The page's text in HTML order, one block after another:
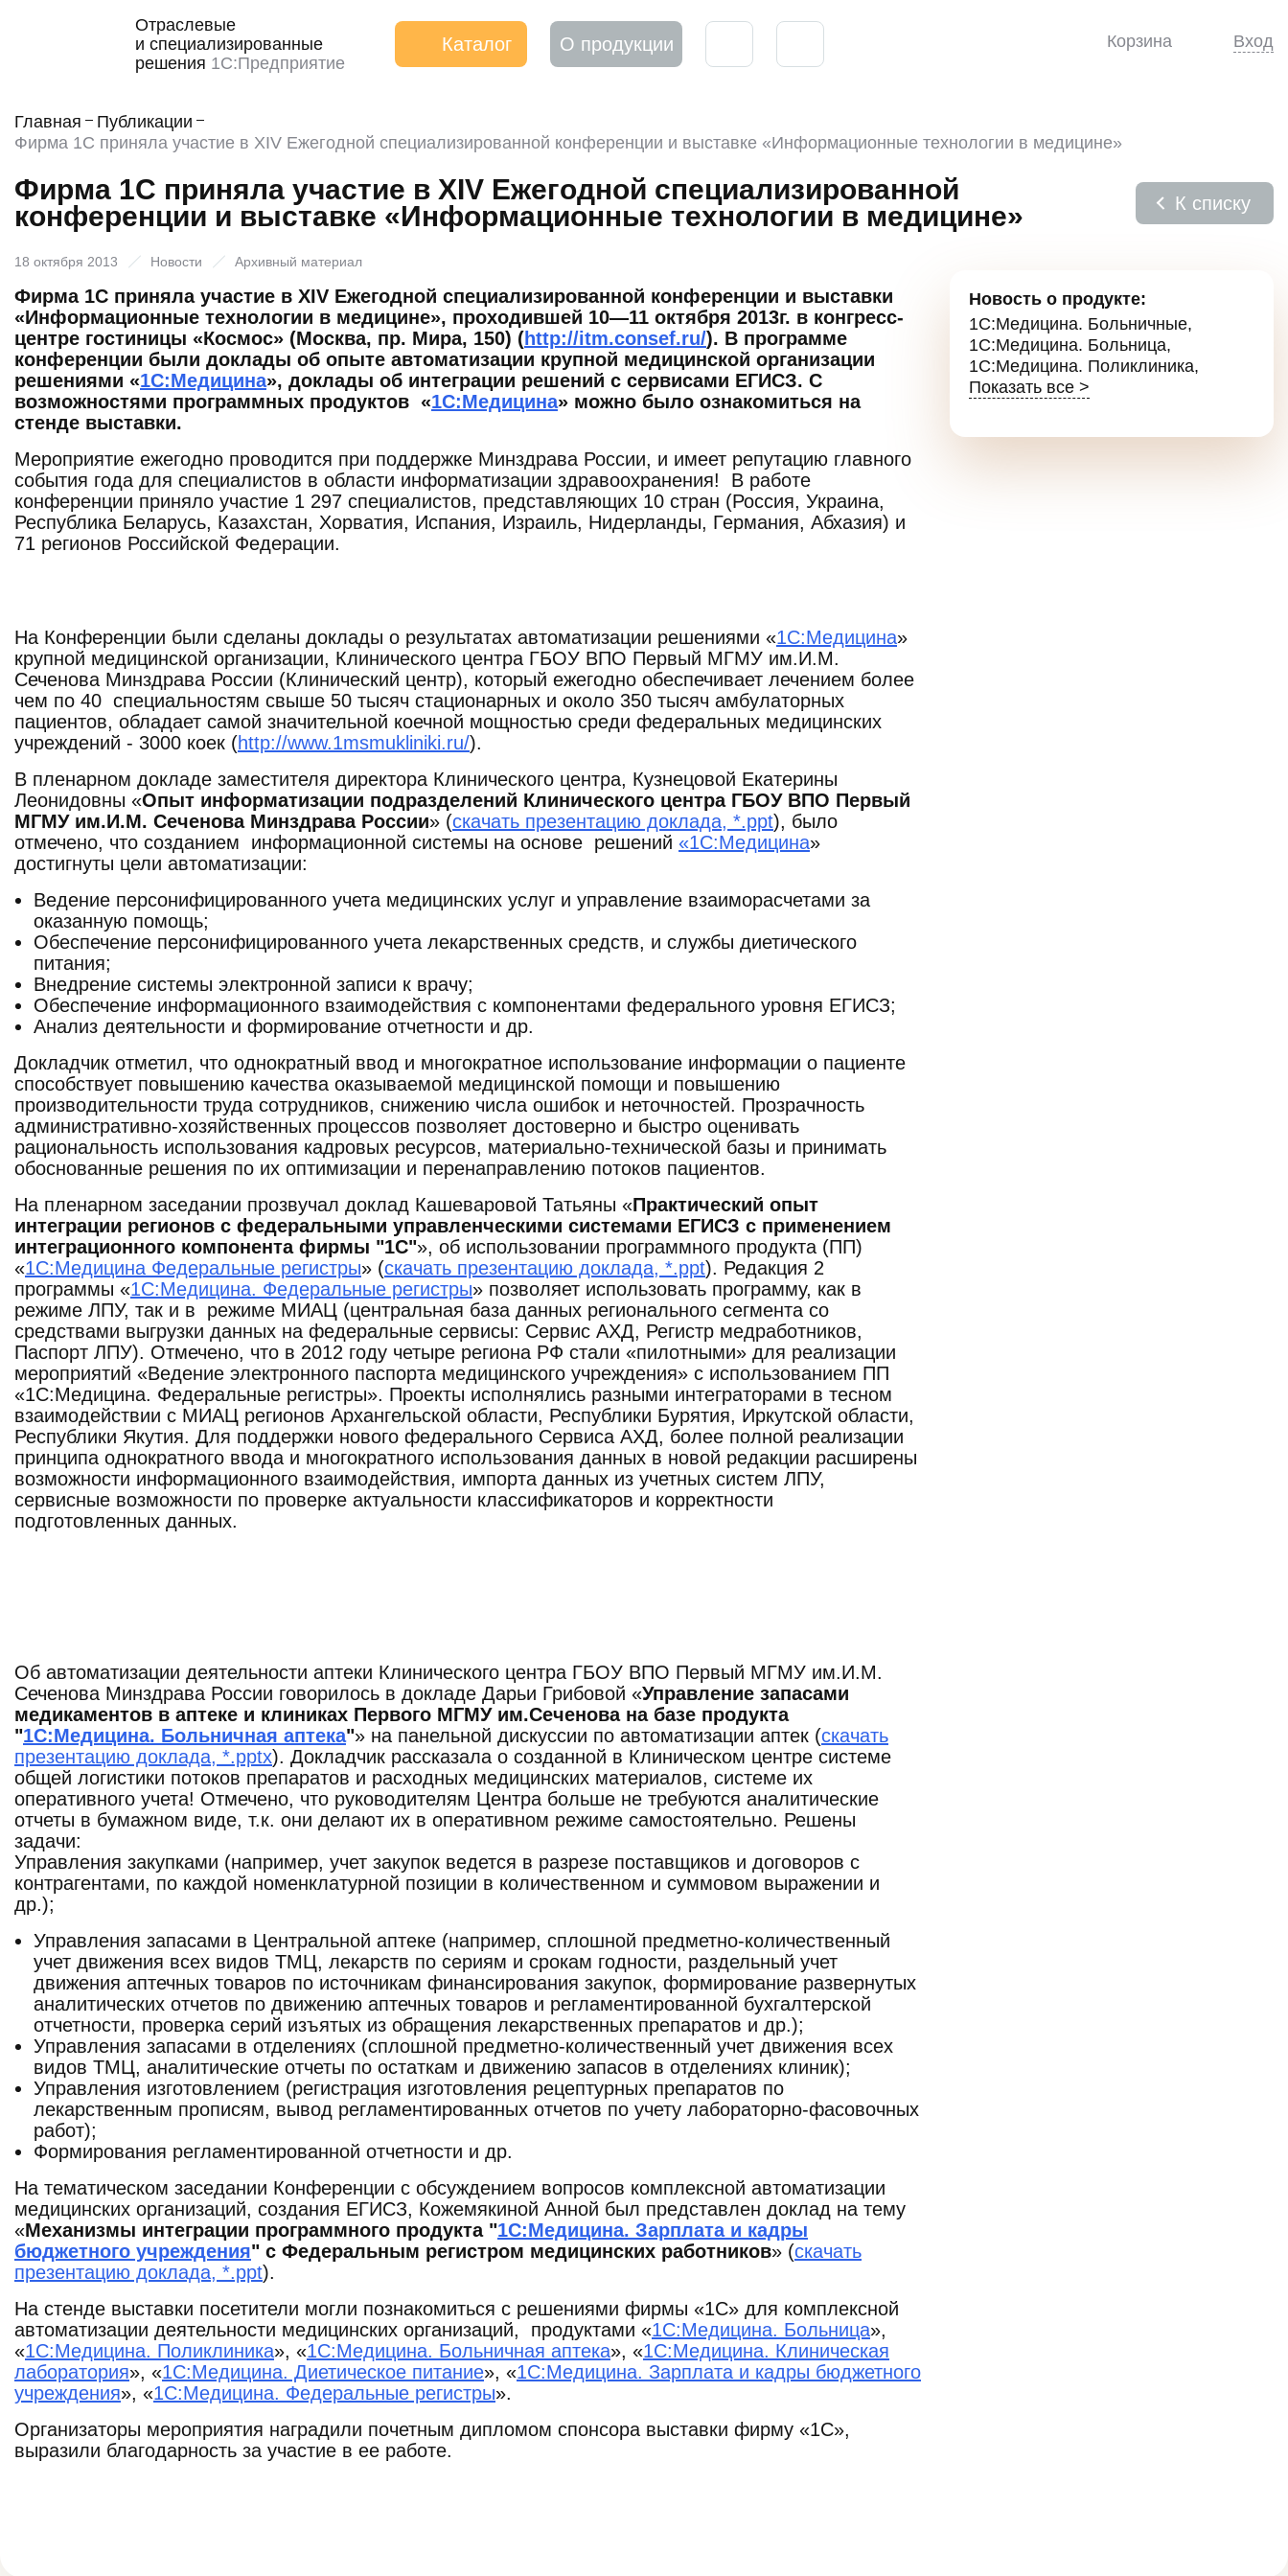
Отраслевые
и специализированные
решения 1С:Предприятие
Каталог О продукции Корзина Вход
Главная
Публикации
Фирма 1С приняла участие в XIV Ежегодной специализированной конференции и выставке «Информационные технологии в медицине»
Фирма 1С приняла участие в XIV Ежегодной специализированной
конференции и выставке «Информационные технологии в медицине»
К списку
18 октября 2013 Новости Архивный материал
Фирма 1С приняла участие в XIV Ежегодной специализированной конференции и выставки
«Информационные технологии в медицине», проходившей 10—11 октября 2013г. в конгресс-
центре гостиницы «Космос» (Москва, пр. Мира, 150) (http://itm.consef.ru/). В программе
конференции были доклады об опыте автоматизации крупной медицинской организации
решениями «1С:Медицина», доклады об интеграции решений с сервисами ЕГИСЗ. С
возможностями программных продуктов «1С:Медицина» можно было ознакомиться на
стенде выставки.
Мероприятие ежегодно проводится при поддержке Минздрава России, и имеет репутацию главного
события года для специалистов в области информатизации здравоохранения! В работе
конференции приняло участие 1 297 специалистов, представляющих 10 стран (Россия, Украина,
Республика Беларусь, Казахстан, Хорватия, Испания, Израиль, Нидерланды, Германия, Абхазия) и
71 регионов Российской Федерации.
На Конференции были сделаны доклады о результатах автоматизации решениями «1С:Медицина»
крупной медицинской организации, Клинического центра ГБОУ ВПО Первый МГМУ им.И.М.
Сеченова Минздрава России (Клинический центр), который ежегодно обеспечивает лечением более
чем по 40 специальностям свыше 50 тысяч стационарных и около 350 тысяч амбулаторных
пациентов, обладает самой значительной коечной мощностью среди федеральных медицинских
учреждений - 3000 коек (http://www.1msmukliniki.ru/).
В пленарном докладе заместителя директора Клинического центра, Кузнецовой Екатерины
Леонидовны «Опыт информатизации подразделений Клинического центра ГБОУ ВПО Первый
МГМУ им.И.М. Сеченова Минздрава России» (скачать презентацию доклада, *.ppt), было
отмечено, что созданием информационной системы на основе решений «1С:Медицина»
достигнуты цели автоматизации:
Ведение персонифицированного учета медицинских услуг и управление взаиморасчетами за
оказанную помощь;
Обеспечение персонифицированного учета лекарственных средств, и службы диетического
питания;
Внедрение системы электронной записи к врачу;
Обеспечение информационного взаимодействия с компонентами федерального уровня ЕГИСЗ;
Анализ деятельности и формирование отчетности и др.
Докладчик отметил, что однократный ввод и многократное использование информации о пациенте
способствует повышению качества оказываемой медицинской помощи и повышению
производительности труда сотрудников, снижению числа ошибок и неточностей. Прозрачность
административно-хозяйственных процессов позволяет достоверно и быстро оценивать
рациональность использования кадровых ресурсов, материально-технической базы и принимать
обоснованные решения по их оптимизации и перенаправлению потоков пациентов.
На пленарном заседании прозвучал доклад Кашеваровой Татьяны «Практический опыт
интеграции регионов с федеральными управленческими системами ЕГИСЗ с применением
интеграционного компонента фирмы "1С"», об использовании программного продукта (ПП)
«1С:Медицина Федеральные регистры» (скачать презентацию доклада, *.ppt). Редакция 2
программы «1С:Медицина. Федеральные регистры» позволяет использовать программу, как в
режиме ЛПУ, так и в режиме МИАЦ (центральная база данных регионального сегмента со
средствами выгрузки данных на федеральные сервисы: Сервис АХД, Регистр медработников,
Паспорт ЛПУ). Отмечено, что в 2012 году четыре региона РФ стали «пилотными» для реализации
мероприятий «Ведение электронного паспорта медицинского учреждения» с использованием ПП
«1С:Медицина. Федеральные регистры». Проекты исполнялись разными интеграторами в тесном
взаимодействии с МИАЦ регионов Архангельской области, Республики Бурятия, Иркутской области,
Республики Якутия. Для поддержки нового федерального Сервиса АХД, более полной реализации
принципа однократного ввода и многократного использования данных в новой редакции расширены
возможности информационного взаимодействия, импорта данных из учетных систем ЛПУ,
сервисные возможности по проверке актуальности классификаторов и корректности
подготовленных данных.
Об автоматизации деятельности аптеки Клинического центра ГБОУ ВПО Первый МГМУ им.И.М.
Сеченова Минздрава России говорилось в докладе Дарьи Грибовой «Управление запасами
медикаментов в аптеке и клиниках Первого МГМУ им.Сеченова на базе продукта
"1С:Медицина. Больничная аптека"» на панельной дискуссии по автоматизации аптек (скачать
презентацию доклада, *.pptx). Докладчик рассказала о созданной в Клиническом центре системе
общей логистики потоков препаратов и расходных медицинских материалов, системе их
оперативного учета! Отмечено, что руководителям Центра больше не требуются аналитические
отчеты в бумажном виде, т.к. они делают их в оперативном режиме самостоятельно. Решены
задачи:
Управления закупками (например, учет закупок ведется в разрезе поставщиков и договоров с
контрагентами, по каждой номенклатурной позиции в количественном и суммовом выражении и
др.);
Управления запасами в Центральной аптеке (например, сплошной предметно-количественный
учет движения всех видов ТМЦ, лекарств по сериям и срокам годности, раздельный учет
движения аптечных товаров по источникам финансирования закупок, формирование развернутых
аналитических отчетов по движению аптечных товаров и регламентированной бухгалтерской
отчетности, проверка серий изъятых из обращения лекарственных препаратов и др.);
Управления запасами в отделениях (сплошной предметно-количественный учет движения всех
видов ТМЦ, аналитические отчеты по остаткам и движению запасов в отделениях клиник);
Управления изготовлением (регистрация изготовления рецептурных препаратов по
лекарственным прописям, вывод регламентированных отчетов по учету лабораторно-фасовочных
работ);
Формирования регламентированной отчетности и др.
На тематическом заседании Конференции с обсуждением вопросов комплексной автоматизации
медицинских организаций, создания ЕГИСЗ, Кожемякиной Анной был представлен доклад на тему
«Механизмы интеграции программного продукта "1С:Медицина. Зарплата и кадры
бюджетного учреждения" с Федеральным регистром медицинских работников» (скачать
презентацию доклада, *.ppt).
На стенде выставки посетители могли познакомиться с решениями фирмы «1С» для комплексной
автоматизации деятельности медицинских организаций, продуктами «1С:Медицина. Больница»,
«1С:Медицина. Поликлиника», «1С:Медицина. Больничная аптека», «1С:Медицина. Клиническая
лаборатория», «1С:Медицина. Диетическое питание», «1С:Медицина. Зарплата и кадры бюджетного
учреждения», «1С:Медицина. Федеральные регистры».
Организаторы мероприятия наградили почетным дипломом спонсора выставки фирму «1С»,
выразили благодарность за участие в ее работе.
Новость о продукте:
1С:Медицина. Больничные,
1С:Медицина. Больница,
1С:Медицина. Поликлиника,
Показать все >